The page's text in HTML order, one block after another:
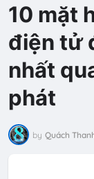
10 mặt
điện tử
nhất
phát
by Quách